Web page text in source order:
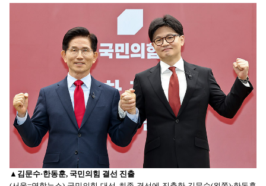
▲ 김문수·한동훈, 국민의힘 결선 진출